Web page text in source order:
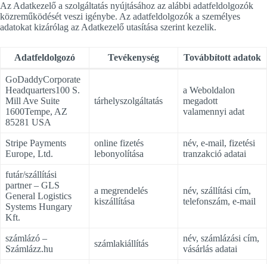
Az Adatkezelő a szolgáltatás nyújtásához az alábbi adatfeldolgozók
közreműködését veszi igénybe. Az adatfeldolgozók a személyes
adatokat kizárólag az Adatkezelő utasítása szerint kezelik.
Adatfeldolgozó Tevékenység Továbbított adatok
GoDaddyCorporate
Headquarters100 S.
Mill Ave Suite
1600Tempe, AZ
85281 USA
tárhelyszolgáltatás
a Weboldalon
megadott
valamennyi adat
Stripe Payments
Europe, Ltd.
online fizetés
lebonyolítása
név, e-mail, fizetési
tranzakció adatai
futár/szállítási
partner – GLS
General Logistics
Systems Hungary
Kft.
a megrendelés
kiszállítása
név, szállítási cím,
telefonszám, e-mail
számlázó –
Számlázz.hu
számlakiállítás
név, számlázási cím,
vásárlás adatai